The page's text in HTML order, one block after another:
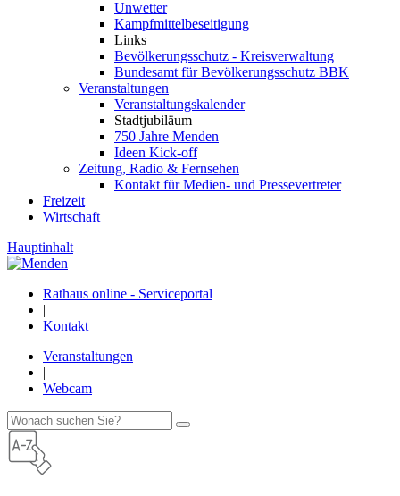
Unwetter
Kampfmittelbeseitigung
Links
Bevölkerungsschutz - Kreisverwaltung
Bundesamt für Bevölkerungsschutz BBK
Veranstaltungen
Veranstaltungskalender
Stadtjubiläum
750 Jahre Menden
Ideen Kick-off
Zeitung, Radio & Fernsehen
Kontakt für Medien- und Pressevertreter
Freizeit
Wirtschaft
Hauptinhalt
Rathaus online - Serviceportal
|
Kontakt
Veranstaltungen
|
Webcam